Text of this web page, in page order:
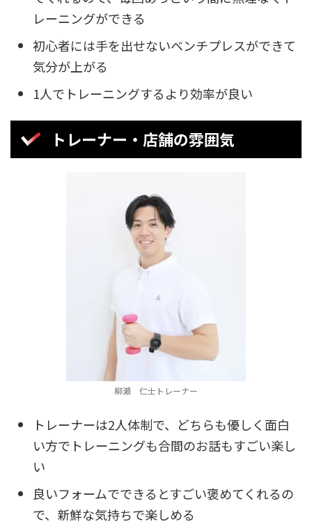
レーニングができる
初心者には手を出せないベンチプレスができて
気分が上がる
1人でトレーニングするより効率が良い
トレーナー・店舗の雰囲気
柳瀬 仁士トレーナー
トレーナーは2人体制で、どちらも優しく面白
い方でトレーニングも合間のお話もすごい楽し
い
良いフォームでできるとすごい褒めてくれるの
で、新鮮な気持ちで楽しめる